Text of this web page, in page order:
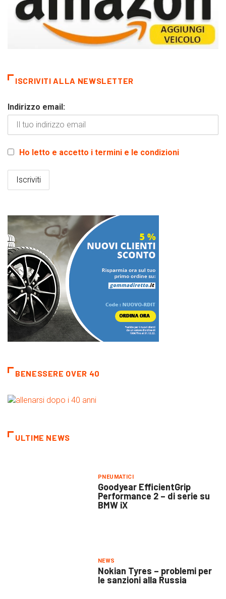
ISCRIVITI ALLA NEWSLETTER
Indirizzo email:
Ho letto e accetto i termini e le condizioni
BENESSERE OVER 40
ULTIME NEWS
PNEUMATICI
Goodyear EfficientGrip
Performance 2 – di serie su
BMW iX
NEWS
Nokian Tyres – problemi per
le sanzioni alla Russia